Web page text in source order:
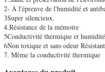
2- À l'épreuve de l'humidité et
3Super silencieux.
4.Résistance de la mémoire
5Conductivité thermique et
6Non toxique et sans odeur
7. Même la conductivité thermique